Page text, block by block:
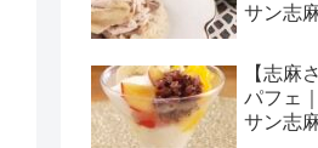
サン志
【志麻
パフェ
サン志